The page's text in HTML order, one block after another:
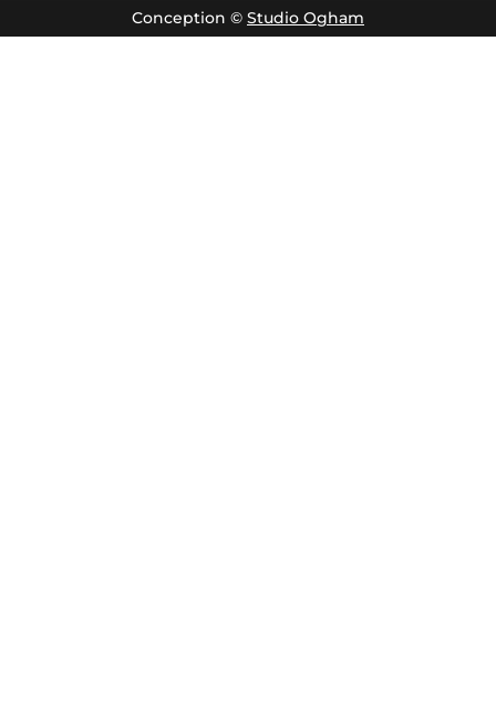
Conception © Studio Ogham